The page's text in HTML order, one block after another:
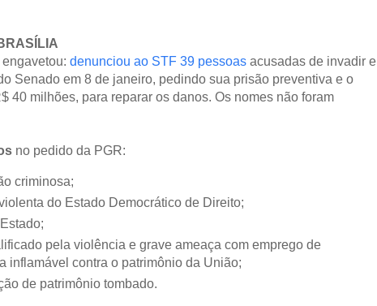
denunciou ao STF 39 pessoas acusadas de invadir e
Senado em 8 de janeiro, pedindo sua prisão preventiva e o
40 milhões, para reparar os danos. Os nomes não foram
no pedido da PGR:
criminosa;
do Estado Democrático de Direito;
pela violência e grave ameaça com emprego de
inflamável contra o patrimônio da União;
de patrimônio tombado.